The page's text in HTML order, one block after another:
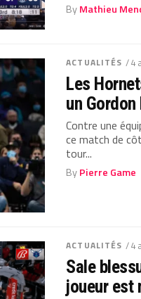
ByMathieu
ACTUALITÉS / 4
Les
un
Contre une
ce match de
tour...
ByPierre Game
ACTUALITÉS / 4
Sale
joueur est